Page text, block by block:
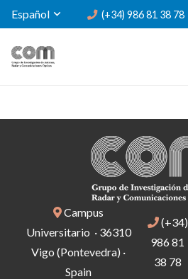
Español (+34) 986 81 38 78
Campus
Universitario · 36310
Vigo (Pontevedra) ·
Spain
(+34)
986 81
38 78